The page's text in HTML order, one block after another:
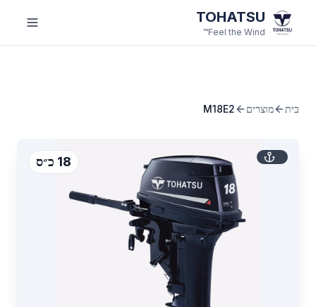
דלג לתוכן הראשי
TOHATSU
Feel the Wind™
בית מוצרים M18E2
18 כ״ס